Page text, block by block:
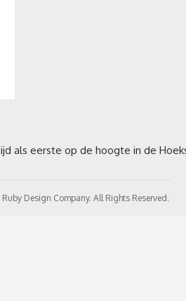
Design Company. All Rights Reserved.